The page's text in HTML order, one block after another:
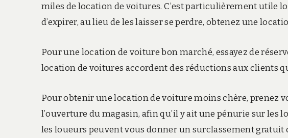
miles de location de voitures. C’est particulièrement utile
d’expirer, au lieu de les laisser se perdre, obtenez une
Pour une location de voiture bon marché, essayez de
location de voitures accordent des réductions aux clients
Pour obtenir une location de voiture moins chère, prenez
l’ouverture du magasin, afin qu’il y ait une pénurie sur les
les loueurs peuvent vous donner un surclassement gratuit